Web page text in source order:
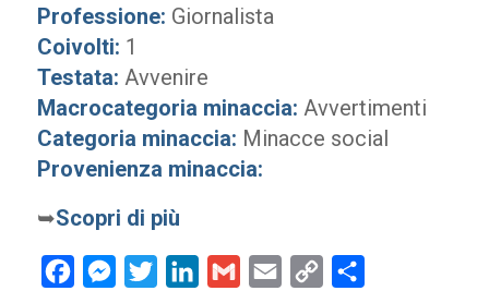
Professione: Giornalista
Coivolti: 1
Testata: Avvenire
Macrocategoria minaccia: Avvertimenti
Categoria minaccia: Minacce social
Provenienza minaccia:
➥Scopri di più
FacebookMessenger
Twitter LinkedInGmail Email
Copy